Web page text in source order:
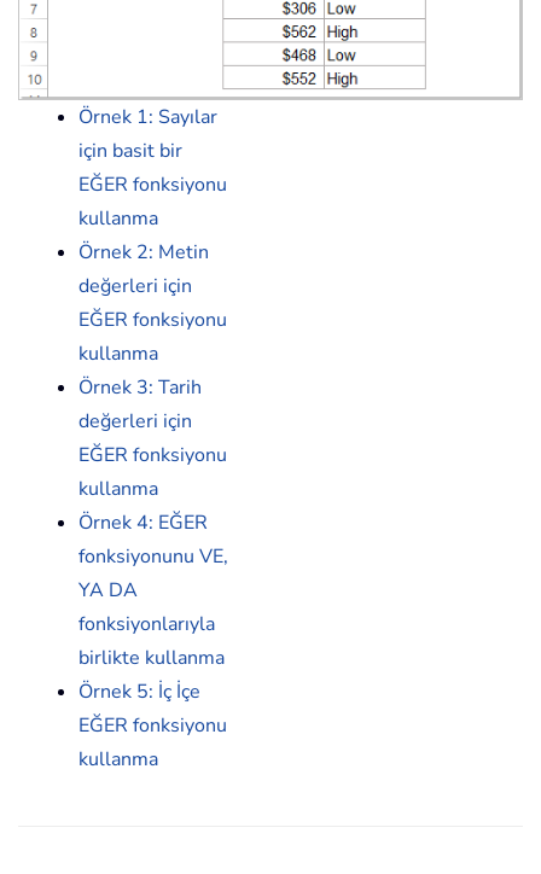
Örnek 1: Sayılar
için basit bir
EĞER fonksiyonu
kullanma
Örnek 2: Metin
değerleri için
EĞER fonksiyonu
kullanma
Örnek 3: Tarih
değerleri için
EĞER fonksiyonu
kullanma
Örnek 4: EĞER
fonksiyonunu VE,
YA DA
fonksiyonlarıyla
birlikte kullanma
Örnek 5: İç İçe
EĞER fonksiyonu
kullanma